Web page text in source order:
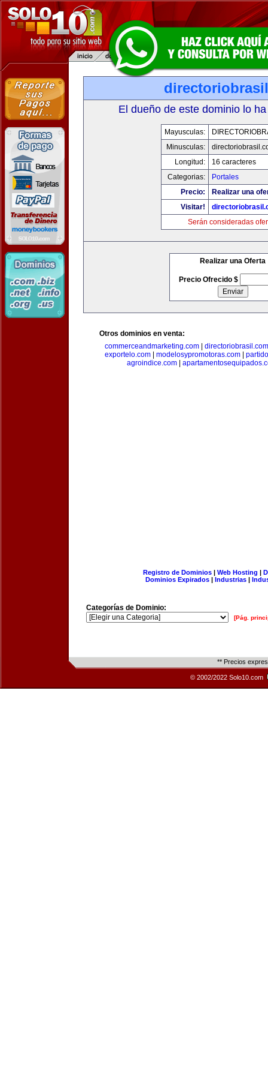
El dueño de este dominio lo
Mayusculas:
Minusculas:
Longitud:
16 caracteres
Categorias:
Portales
Precio:
Realizar una
Visitar!
Serán consideradas
Realizar una Oferta
Precio Ofrecido $
Otros dominios en venta:
commerceandmarketing.com| directoriobrasil.com
exportelo.com
modelosypromotoras.com
agroindice.com
Registro de Dominios| Web Hosting |
Dominios Expirados | Industrias |
Categorías de Dominio:
[Pág.
** Precios
© 2002/2022 Solo10.com